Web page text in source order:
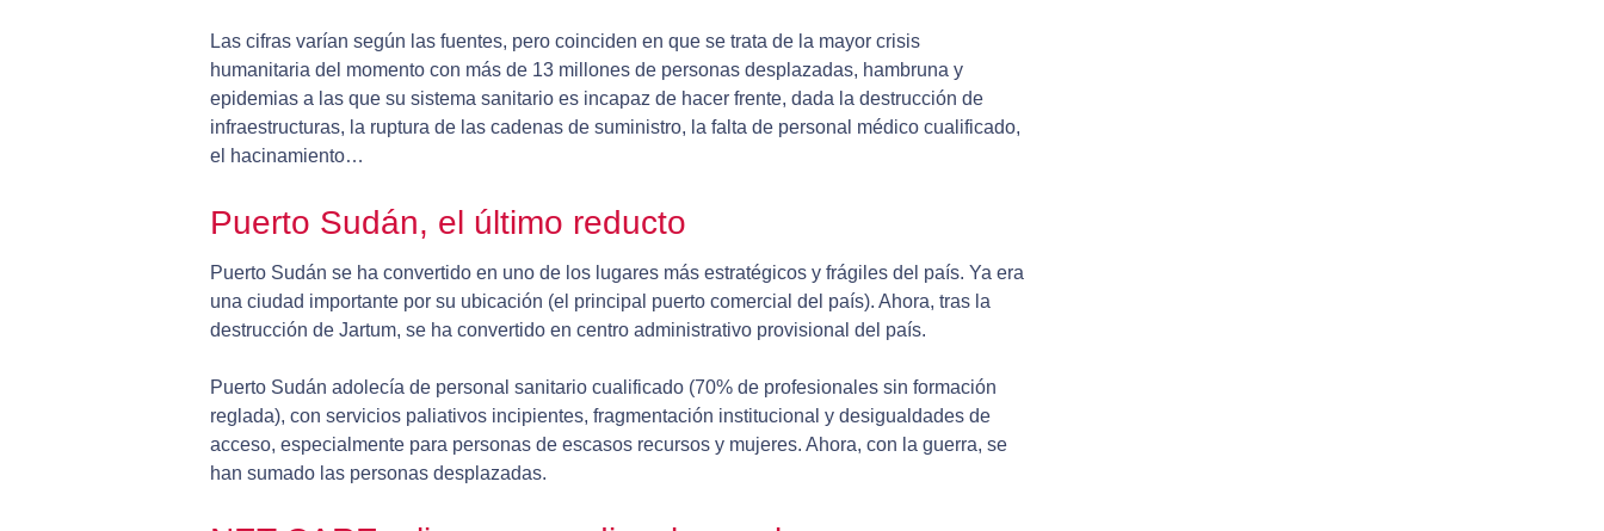
Las cifras varían según las fuentes, pero coinciden en que se trata de la mayor crisis
humanitaria del momento con más de 13 millones de personas desplazadas, hambruna y
epidemias a las que su sistema sanitario es incapaz de hacer frente, dada la destrucción de
infraestructuras, la ruptura de las cadenas de suministro, la falta de personal médico cualificado,
el hacinamiento…
Puerto Sudán, el último reducto
Puerto Sudán se ha convertido en uno de los lugares más estratégicos y frágiles del país. Ya era
una ciudad importante por su ubicación (el principal puerto comercial del país). Ahora, tras la
destrucción de Jartum, se ha convertido en centro administrativo provisional del país.
Puerto Sudán adolecía de personal sanitario cualificado (70% de profesionales sin formación
reglada), con servicios paliativos incipientes, fragmentación institucional y desigualdades de
acceso, especialmente para personas de escasos recursos y mujeres. Ahora, con la guerra, se
han sumado las personas desplazadas.